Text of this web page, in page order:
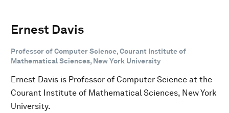
Ernest Davis
Professor of Computer Science, Courant Institute of
Mathematical Sciences, New York University
Ernest Davis is Professor of Computer Science at the
Courant Institute of Mathematical Sciences, New York
University.